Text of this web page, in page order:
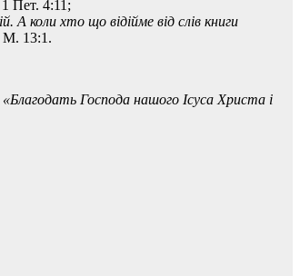
Пет. 4:11;
коли хто що відійме від слів книги
М. 13:1.
«Благодать Господа нашого Ісуса Христа і